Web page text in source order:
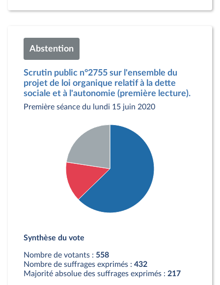
Abstention
Scrutin public n°2755 sur l'ensemble du
projet de loi organique relatif à la dette
sociale et à l'autonomie (première lecture).
Première séance du lundi 15 juin 2020
Contre : 82 députés
Synthèse du vote
Nombre de votants : 558
Nombre de suffrages exprimés : 432
Majorité absolue des suffrages exprimés : 217